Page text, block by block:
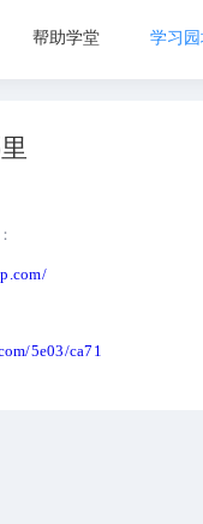
帮助学堂 学习
5e03/ca71